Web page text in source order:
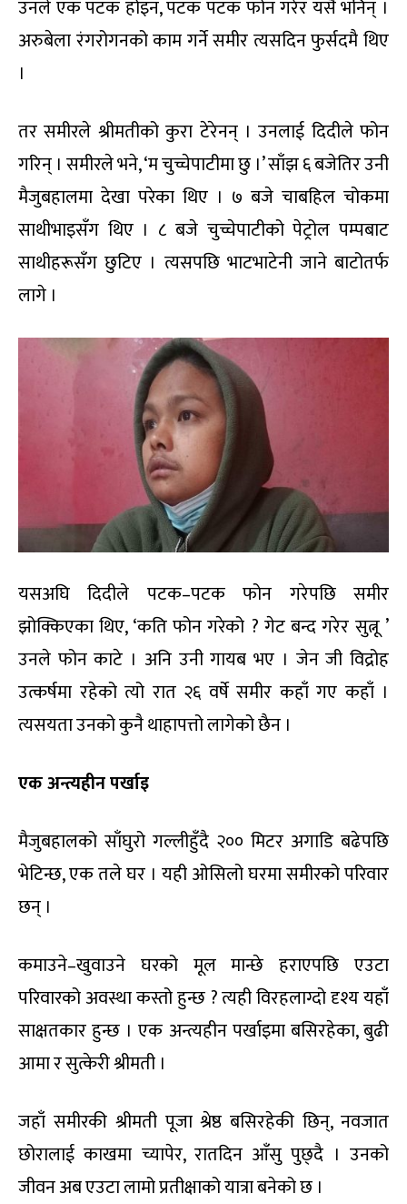
उनले एक पटक होइन, पटक पटक फोन गरेर यसै भनिन् ।
अरुबेला रंगरोगनको काम गर्ने समीर त्यसदिन फुर्सदमै थिए
।
तर समीरले श्रीमतीको कुरा टेरेनन् । उनलाई दिदीले फोन
गरिन् । समीरले भने, ‘म चुच्चेपाटीमा छु ।’ साँझ ६ बजेतिर उनी
मैजुबहालमा देखा परेका थिए । ७ बजे चाबहिल चोकमा
साथीभाइसँग थिए । ८ बजे चुच्चेपाटीको पेट्रोल पम्पबाट
साथीहरूसँग छुटिए । त्यसपछि भाटभाटेनी जाने बाटोतर्फ
लागे ।
यसअघि दिदीले पटक–पटक फोन गरेपछि समीर
झोक्किएका थिए, ‘कति फोन गरेको ? गेट बन्द गरेर सुत्नू ’
उनले फोन काटे । अनि उनी गायब भए । जेन जी विद्रोह
उत्कर्षमा रहेको त्यो रात २६ वर्षे समीर कहाँ गए कहाँ ।
त्यसयता उनको कुनै थाहापत्तो लागेको छैन ।
एक अन्त्यहीन पर्खाइ
मैजुबहालको साँघुरो गल्लीहुँदै २०० मिटर अगाडि बढेपछि
भेटिन्छ, एक तले घर । यही ओसिलो घरमा समीरको परिवार
छन् ।
कमाउने–खुवाउने घरको मूल मान्छे हराएपछि एउटा
परिवारको अवस्था कस्तो हुन्छ ? त्यही विरहलाग्दो दृश्य यहाँ
साक्षतकार हुन्छ । एक अन्त्यहीन पर्खाइमा बसिरहेका, बुढी
आमा र सुत्केरी श्रीमती ।
जहाँ समीरकी श्रीमती पूजा श्रेष्ठ बसिरहेकी छिन्, नवजात
छोरालाई काखमा च्यापेर, रातदिन आँसु पुछ्दै । उनको
जीवन अब एउटा लामो प्रतीक्षाको यात्रा बनेको छ ।